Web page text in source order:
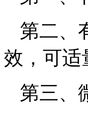
第二、
效，可适
第三、